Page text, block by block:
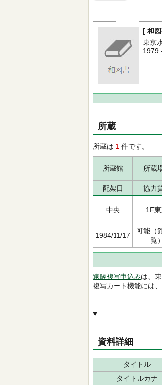
[ 和
東京
1979
所蔵
所蔵は 1 件です。
所蔵館 所蔵
配架日 協力
中央 1F
1984/11/17
可能（
覧）
遠隔複写申込みは、
複写カート機能には
資料詳細
タイトル
タイトルカナ